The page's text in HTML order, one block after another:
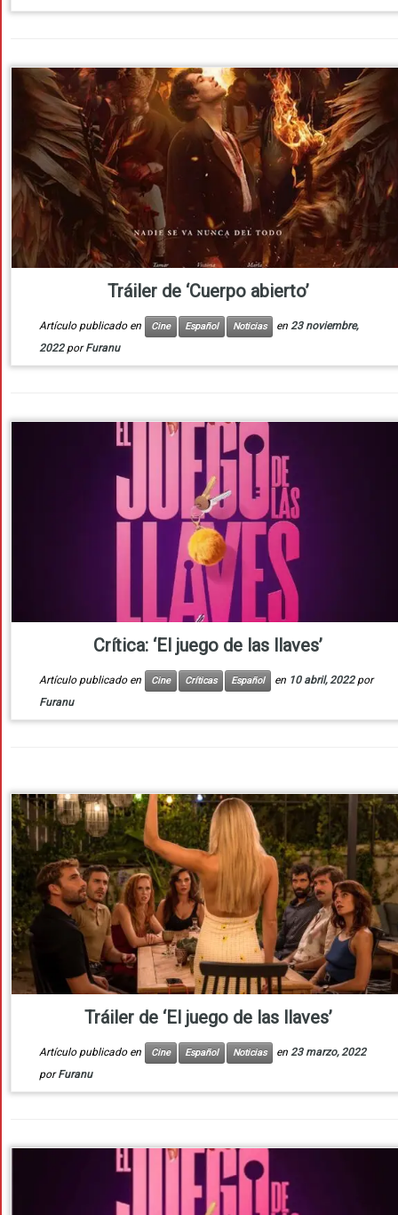
Tráiler de ‘Cuerpo abierto’
Artículo publicado en Cine Español Noticias en 23 noviembre,
2022 porFuranu
Crítica: ‘El juego de las llaves’
Artículo publicado en Cine Críticas Español en 10 abril, 2022 por
Furanu
Tráiler de ‘El juego de las llaves’
Artículo publicado en Cine Español Noticias en 23 marzo, 2022
porFuranu